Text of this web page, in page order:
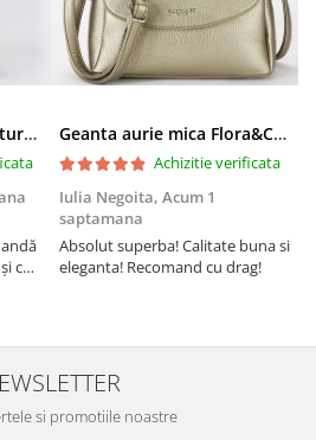
Geanta bej din piele naturala 8966 123
cu
Geanta aurie mica Flora&CO Paris H6930 16
Achizitie verificata
Iulia Negoita, Acum 1
saptamana
Absolut superba! Calitate buna si
eleganta! Recomand cu drag!
si promotiile noastre